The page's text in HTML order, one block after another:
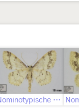
Nominotypische Unterart ♂